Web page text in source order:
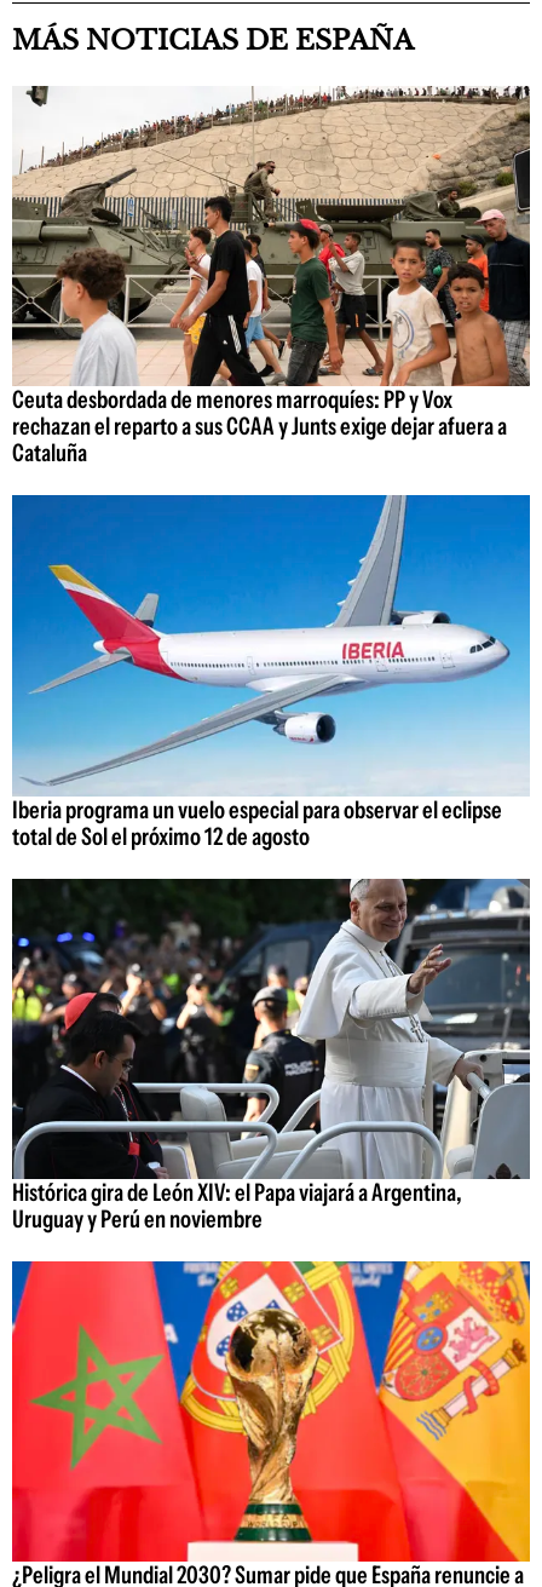
MÁS NOTICIAS DE ESPAÑA
Ceuta desbordada de menores marroquíes: PP y Vox
rechazan el reparto a sus CCAA y Junts exige dejar afuera a
Cataluña
Iberia programa un vuelo especial para observar el eclipse
total de Sol el próximo 12 de agosto
Histórica gira de León XIV: el Papa viajará a Argentina,
Uruguay y Perú en noviembre
¿Peligra el Mundial 2030? Sumar pide que España renuncie a